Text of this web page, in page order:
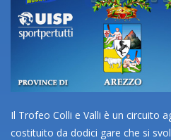
Il Trofeo Colli e Valli è un circuito
costituito da dodici gare che si